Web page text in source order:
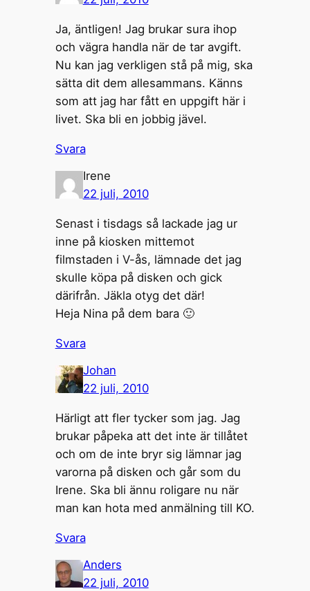
Ja, äntligen! Jag brukar sura ihop
och vägra handla när de tar avgift.
Nu kan jag verkligen stå på mig, ska
sätta dit dem allesammans. Känns
som att jag har fått en uppgift här i
livet. Ska bli en jobbig jävel.
Svara
Irene
22 juli, 2010
Senast i tisdags så lackade jag ur
inne på kiosken mittemot
filmstaden i V-ås, lämnade det jag
skulle köpa på disken och gick
därifrån. Jäkla otyg det där!
Heja Nina på dem bara 🙂
Svara
Johan
22 juli, 2010
Härligt att fler tycker som jag. Jag
brukar påpeka att det inte är tillåtet
och om de inte bryr sig lämnar jag
varorna på disken och går som du
Irene. Ska bli ännu roligare nu när
man kan hota med anmälning till KO.
Svara
Anders
22 juli, 2010